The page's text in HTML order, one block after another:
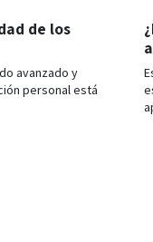
de los
avanzado y
personal está